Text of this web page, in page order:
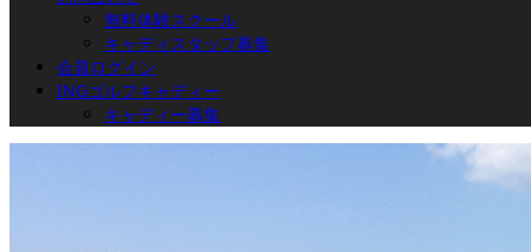
無料体験スクール
キャディスタッフ募集
会員ログイン
INGゴルフキャディー
キャディー募集